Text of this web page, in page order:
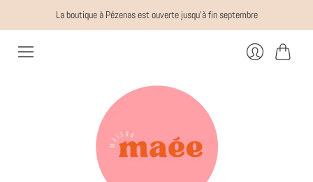
La boutique à Pézenas est ouverte jusqu'à fin septembre